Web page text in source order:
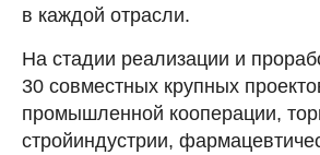
в каждой отрасли.
На стадии реализации и
30 совместных крупных
промышленной кооперации,
стройиндустрии,